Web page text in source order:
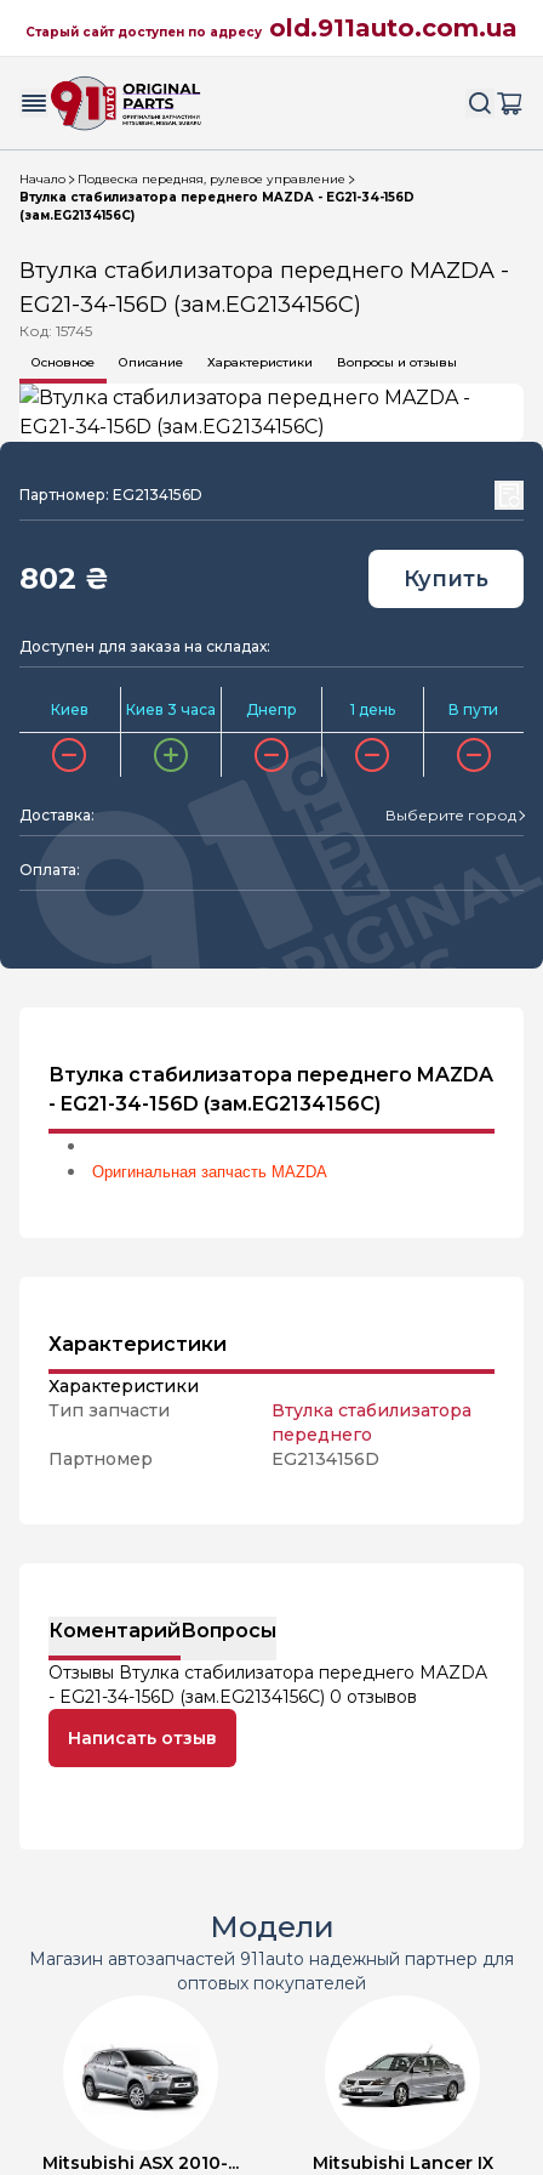
Старый сайт доступен по адресу old.911auto.com.ua
Начало
Подвеска передняя, рулевое управление
Втулка стабилизатора переднего MAZDA - EG21-34-156D
(зам.EG2134156C)
Втулка стабилизатора переднего MAZDA -
EG21-34-156D (зам.EG2134156C)
Код: 15745
Основное Описание Характеристики Вопросы и отзывы
Партномер: EG2134156D
802 ₴ Купить
Доступен для заказа на складах:
Киев Киев 3 часа Днепр 1 день В пути
Доставка: Выберите город
Оплата:
Втулка стабилизатора переднего MAZDA
- EG21-34-156D (зам.EG2134156C)
Оригинальная запчасть MAZDA
Характеристики
Характеристики
Тип запчасти
Втулка стабилизатора
переднего
Партномер
EG2134156D
КоментарийВопросы
Отзывы Втулка стабилизатора переднего MAZDA
- EG21-34-156D (зам.EG2134156C) 0 отзывов
Написать отзыв
Модели
Магазин автозапчастей 911auto надежный партнер для
оптовых покупателей
Mitsubishi ASX 2010-... Mitsubishi Lancer IX